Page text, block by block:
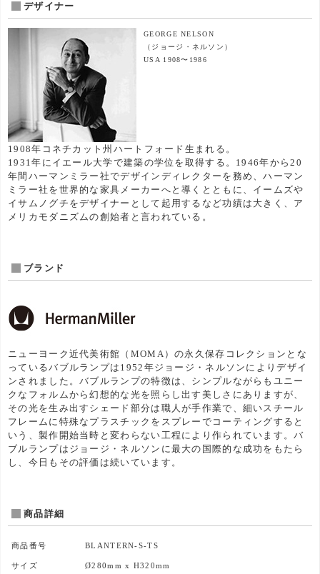
デザイナー
GEORGE NELSON
（ジョージ・ネルソン）
USA 1908〜1986
1908年コネチカット州ハートフォード生まれる。
1931年にイエール大学で建築の学位を取得する。1946年から20
年間ハーマンミラー社でデザインディレクターを務め、ハーマン
ミラー社を世界的な家具メーカーへと導くとともに、イームズや
イサムノグチをデザイナーとして起用するなど功績は大きく、ア
メリカモダニズムの創始者と言われている。
ブランド
ニューヨーク近代美術館（MOMA）の永久保存コレクションとな
っているバブルランプは1952年ジョージ・ネルソンによりデザイ
ンされました。バブルランプの特徴は、シンプルながらもユニー
クなフォルムから幻想的な光を照らし出す美しさにありますが、
その光を生み出すシェード部分は職人が手作業で、細いスチール
フレームに特殊なプラスチックをスプレーでコーティングすると
いう、製作開始当時と変わらない工程により作られています。バ
ブルランプはジョージ・ネルソンに最大の国際的な成功をもたら
し、今日もその評価は続いています。
商品詳細
商品番号 BLANTERN-S-TS
サイズ Ø280mm x H320mm